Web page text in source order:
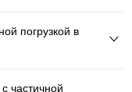
погрузкой в
частичной